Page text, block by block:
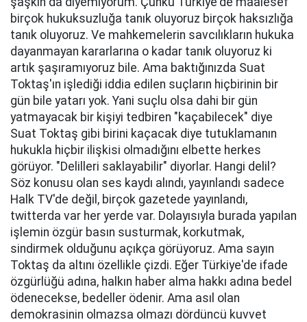
birçok hukuksuzluğa tanık oluyoruz birçok haksızlığa
tanık oluyoruz. Ve mahkemelerin savcılıkların hukuka
dayanmayan kararlarına o kadar tanık oluyoruz ki
artık şaşıramıyoruz bile. Ama baktığınızda Suat
Toktaş'ın işlediği iddia edilen suçların hiçbirinin bir
gün bile yatarı yok. Yani suçlu olsa dahi bir gün
yatmayacak bir kişiyi tedbiren "kaçabilecek" diye
Suat Toktaş gibi birini kaçacak diye tutuklamanın
hukukla hiçbir ilişkisi olmadığını elbette herkes
görüyor. "Delilleri saklayabilir" diyorlar. Hangi delil?
Söz konusu olan ses kaydı alındı, yayınlandı sadece
Halk TV'de değil, birçok gazetede yayınlandı,
twitterda var her yerde var. Dolayısıyla burada yapılan
işlemin özgür basın susturmak, korkutmak,
sindirmek olduğunu açıkça görüyoruz. Ama sayın
Toktaş da altını özellikle çizdi. Eğer Türkiye'de ifade
özgürlüğü adına, halkın haber alma hakkı adına bedel
ödenecekse, bedeller ödenir. Ama asıl olan
demokrasinin olmazsa olmazı dördüncü kuvvet